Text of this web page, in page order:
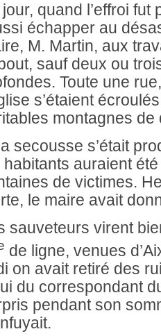
quand l’effroi
échapper au
M. Martin, aux
sauf deux ou
Toute une
s’étaient
montagnes de
secousse s’était
habitants auraient
de victimes.
le maire avait
sauveteurs virent
de ligne, venues
on avait retiré des
du correspondant
pendant son